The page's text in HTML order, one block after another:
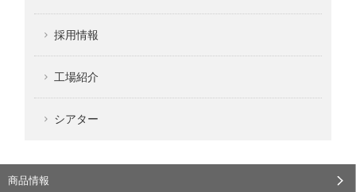
採用情報
工場紹介
シアター
商品情報